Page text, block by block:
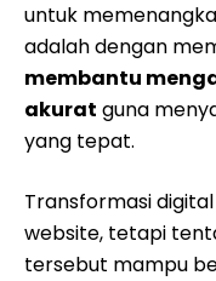
untuk
adalah dengan
membantu
akurat guna
yang tepat.
Transformasi
website, tetapi
tersebut mampu